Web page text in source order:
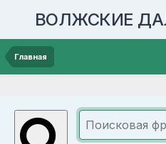
ВОЛЖСКИЕ
Главная